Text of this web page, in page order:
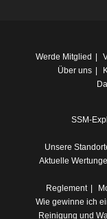
Werde Mitglied
Über uns
SSM-
Unsere
Aktuelle
Reglement
Wie gewinne ich
Reinigung und